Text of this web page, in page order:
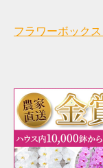
フラワーボック